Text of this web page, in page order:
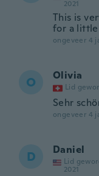
2021
This is
for a little
ongeveer 4
O Olivia
Lid
Sehr
ongeveer 4
D Daniel
Lid
2021